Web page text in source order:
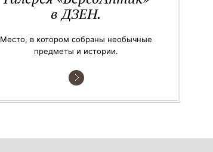
в ДЗЕН.
Место, в котором собраны необычные
предметы и истории.